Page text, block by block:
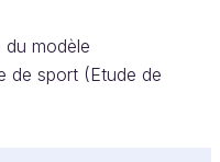
du modèle
de sport (Etude de
avec vous
commises et ce
Venez les